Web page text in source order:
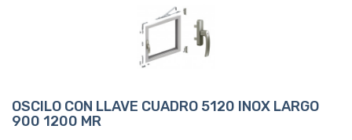
OSCILO CON LLAVE CUADRO 5120 INOX LARGO
900 1200 MR